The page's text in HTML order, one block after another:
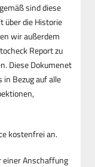
sind diese
über die Historie
wir außerdem
Report zu
Diese Dokumenet
in Bezug auf alle
kostenfrei an.
Anschaffung